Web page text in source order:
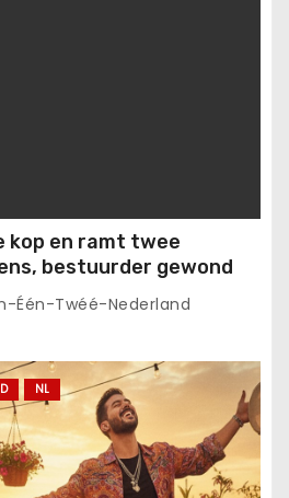
kop en ramt twee
bestuurder gewond
Één-Twéé-Nederland
NL